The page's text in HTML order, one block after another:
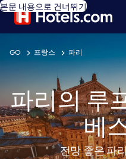
본문 내용으로 건너뛰기
GO 프랑스 파리
파리의 루
베
전망 좋은 파